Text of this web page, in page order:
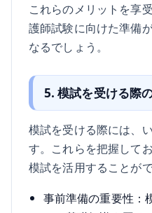
これらのメリットを享
護師試験に向けた準備
なるでしょう。
5. 模試を受ける際
模試を受ける際には、
す。これらを把握して
模試を活用することがで
事前準備の重要性：